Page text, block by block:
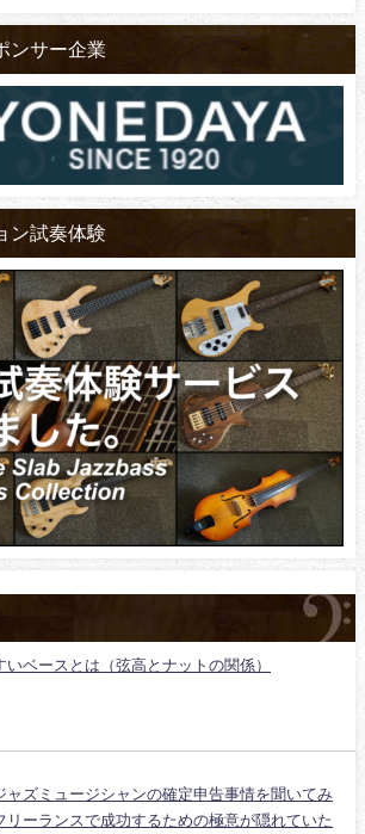
ンサー企業
ン試奏体験
いベースとは（弦高とナットの関係）
ャズミュージシャンの確定申告事情を聞いてみ
リーランスで成功するための極意が隠れていた